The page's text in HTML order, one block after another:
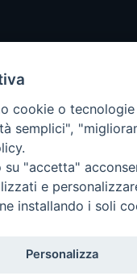
riservati - Vita
cookie o
semplici",
su "accetta"
e
installando i soli
Personalizza